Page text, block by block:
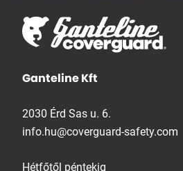
Ganteline Kft
2030 Érd Sas u. 6.
info.hu@coverguard-safety.com
Hétfőtől péntekig